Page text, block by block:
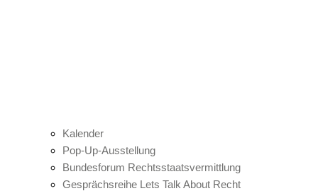
Kalender
Pop-Up-Ausstellung
Bundesforum Rechtsstaatsvermittlung
Gesprächsreihe Lets Talk About Recht